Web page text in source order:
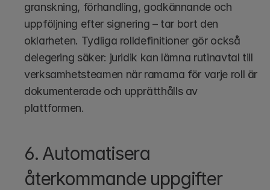
granskning, förhandling, godkännande och
uppföljning efter signering – tar bort den
oklarheten. Tydliga rolldefinitioner gör också
delegering säker: juridik kan lämna rutinavtal till
verksamhetsteamen när ramarna för varje roll är
dokumenterade och upprätthålls av
plattformen.
6. Automatisera
återkommande uppgifter